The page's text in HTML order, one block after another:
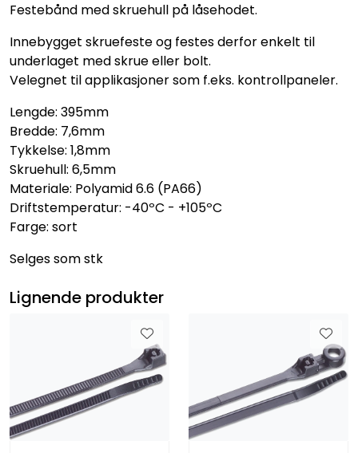
Festebånd med skruehull på låsehodet.
Innebygget skruefeste og festes derfor enkelt til
underlaget med skrue eller bolt.
Velegnet til applikasjoner som f.eks. kontrollpaneler.
Lengde: 395mm
Bredde: 7,6mm
Tykkelse: 1,8mm
Skruehull: 6,5mm
Materiale: Polyamid 6.6 (PA66)
Driftstemperatur: -40ºC - +105ºC
Farge: sort
Selges som stk
Lignende produkter